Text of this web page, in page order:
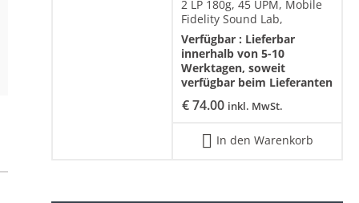
€74.00 inkl. MwSt.
2 LP 180g, 45 UPM, Mobile
Fidelity Sound Lab,
Verfügbar : Lieferbar
innerhalb von 5-10
Werktagen, soweit
verfügbar beim Lieferanten
In den Warenkorb